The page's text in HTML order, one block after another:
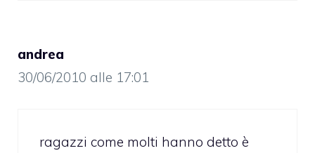
andrea
30/06/2010 alle 17:01
ragazzi come molti hanno detto è